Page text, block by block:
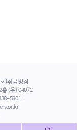
)취급방침
층 (우) 04072
5801